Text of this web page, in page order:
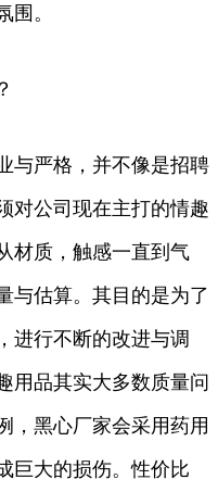
围。
严格，并不像是招聘
对公司现在主打的情趣
材质，触感一直到气
与估算。其目的是为了
进行不断的改进与调
用品其实大多数质量问
，黑心厂家会采用药用
巨大的损伤。性价比